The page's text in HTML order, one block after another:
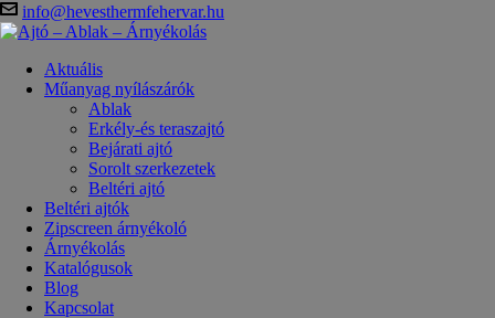
info@hevesthermfehervar.hu
Aktuális
Műanyag nyílászárók
Ablak
Erkély-és teraszajtó
Bejárati ajtó
Sorolt szerkezetek
Beltéri ajtó
Beltéri ajtók
Zipscreen árnyékoló
Árnyékolás
Katalógusok
Blog
Kapcsolat